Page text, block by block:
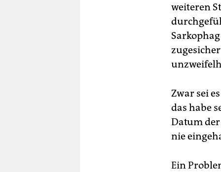
weiteren
Zwar sei
das habe
Datum
nie
Ein